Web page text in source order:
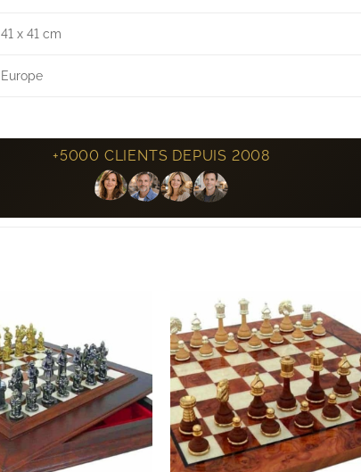
41 x 41 cm
Europe
+5000 CLIENTS DEPUIS 2008